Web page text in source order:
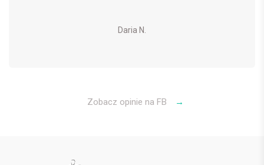
Daria N.
Zobacz opinie na FB →